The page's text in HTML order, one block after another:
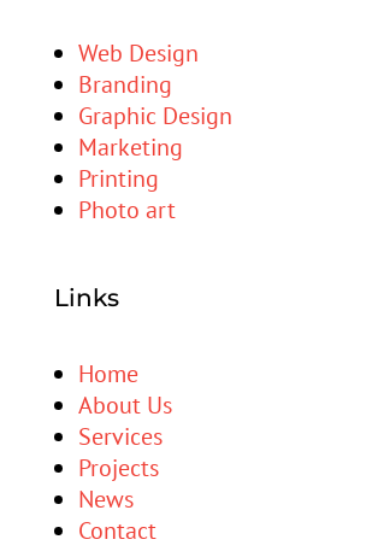
Web Design
Branding
Graphic Design
Marketing
Printing
Photo art
Links
Home
About Us
Services
Projects
News
Contact